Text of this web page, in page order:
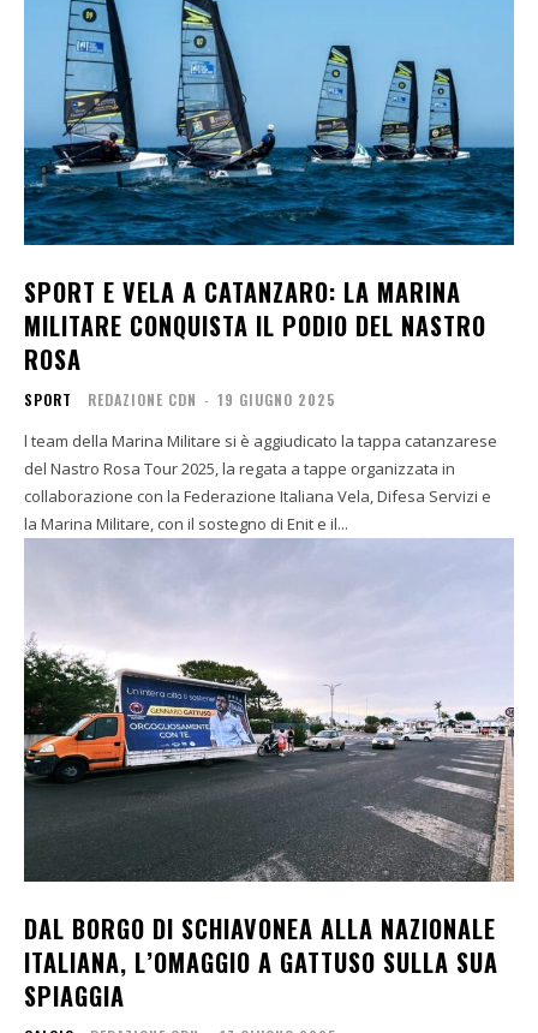
SPORT E VELA A CATANZARO: LA MARINA
MILITARE CONQUISTA IL PODIO DEL NASTRO
ROSA
SPORT REDAZIONE CDN - 19 GIUGNO 2025
l team della Marina Militare si è aggiudicato la tappa catanzarese
del Nastro Rosa Tour 2025, la regata a tappe organizzata in
collaborazione con la Federazione Italiana Vela, Difesa Servizi e
la Marina Militare, con il sostegno di Enit e il...
DAL BORGO DI SCHIAVONEA ALLA NAZIONALE
ITALIANA, L’OMAGGIO A GATTUSO SULLA SUA
SPIAGGIA